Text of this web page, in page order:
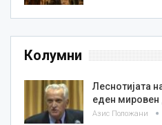
Колумни
Леснотијата
еден мировен
Азис Положани